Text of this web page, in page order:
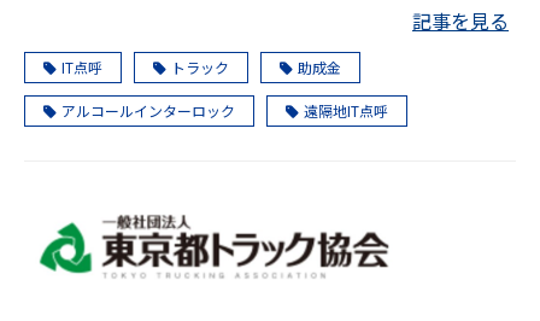
記事を見る
IT点呼 トラック 助成金
アルコールインターロック 遠隔地IT点呼